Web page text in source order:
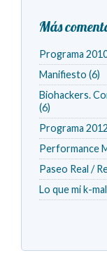
Más
Programa
Manifiesto (6)
Biohackers.
(6)
Programa
Performance
Paseo Real /
Lo que mi k-